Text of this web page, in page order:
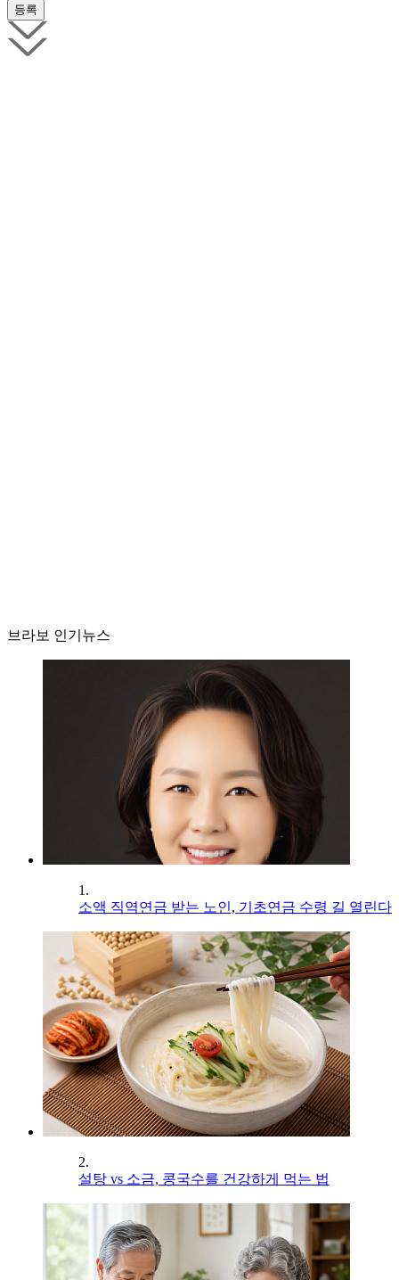
브라보 인기뉴스
1.
소액 직역연금 받는 노인, 기초연금 수령 길 열린다
2.
설탕 vs 소금, 콩국수를 건강하게 먹는 법